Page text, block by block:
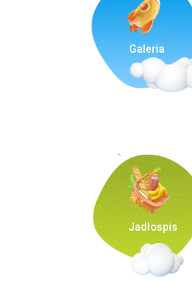
Galeria
Jadłospis